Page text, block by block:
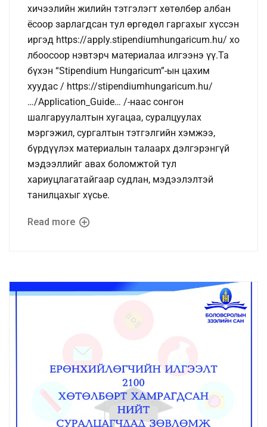
хичээлийн жилийн тэтгэлэгт хөтөлбөр албан
ёсоор зарлагдсан тул өргөдөл гаргахыг хүссэн
иргэд https://apply.stipendiumhungaricum.hu/ хо
лбоосоор нэвтэрч материалаа илгээнэ үү.Та
бүхэн “Stipendium Hungaricum”-ын цахим
хуудас / https://stipendiumhungaricum.hu/
…/Application_Guide… /-наас сонгон
шалгаруулалтын хугацаа, суралцуулах
мэргэжил, сургалтын тэтгэлгийн хэмжээ,
бүрдүүлэх материалын талаарх дэлгэрэнгүй
мэдээллийг авах боломжтой тул
хариуцлагатайгаар судлан, мэдээлэлтэй
танилцахыг хүсье.
Read more